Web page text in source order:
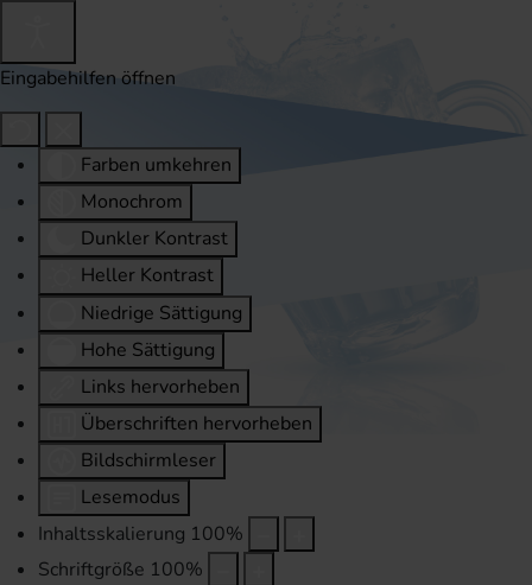
Eingabehilfen öffnen
Farben umkehren
Monochrom
Dunkler Kontrast
Heller Kontrast
Niedrige Sättigung
Hohe Sättigung
Links hervorheben
Überschriften hervorheben
Bildschirmleser
Lesemodus
Inhaltsskalierung 100%
Schriftgröße 100%